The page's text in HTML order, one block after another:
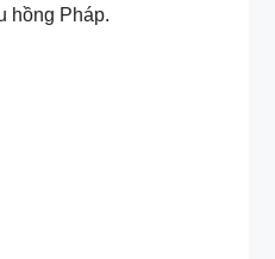
hồng Pháp.